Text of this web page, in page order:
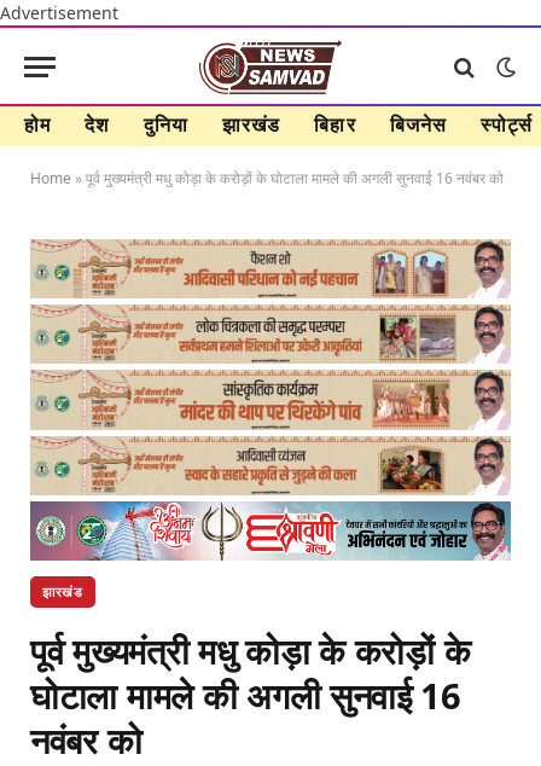
Advertisement
होम देश दुनिया झारखंड बिहार बिजनेस स्पोर्ट्स
Home »पूर्व मुख्यमंत्री मधु कोड़ा के करोड़ों के घोटाला मामले की अगली सुनवाई 16 नवंबर को
झारखंड
पूर्व मुख्यमंत्री मधु कोड़ा के करोड़ों के
घोटाला मामले की अगली सुनवाई 16
नवंबर को